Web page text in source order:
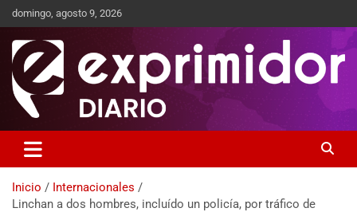
domingo, agosto 9, 2026
Exprimidor media
Inicio
Internacionales
Linchan a dos hombres, incluído un policía, por tráfico de